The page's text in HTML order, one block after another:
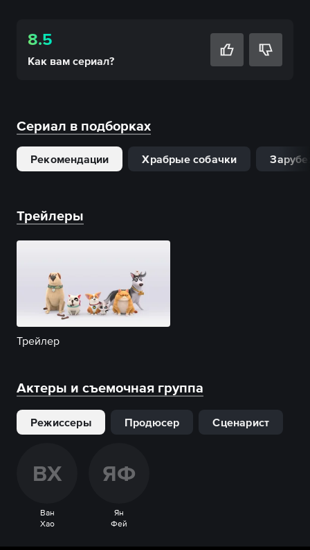
8.5
Как вам сериал?
Сериал в подборках
Рекомендации Храбрые собачки
Трейлеры
Трейлер
Актеры и съемочная группа
Режиссеры Продюсер Сценарист
ВХ
Ван
Хао
ЯФ
Ян
Фей